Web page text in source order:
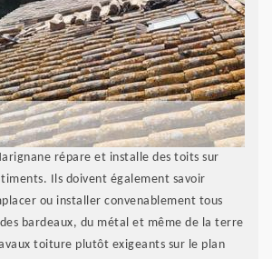
répare et installe des toits sur
Ils doivent également savoir
ou installer convenablement tous
bardeaux, du métal et même de la terre
toiture plutôt exigeants sur le plan